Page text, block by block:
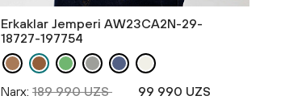
Erkaklar Jemperi AW23CA2N-29-
18727-197754
Narx: 189 990 UZS 99 990 UZS